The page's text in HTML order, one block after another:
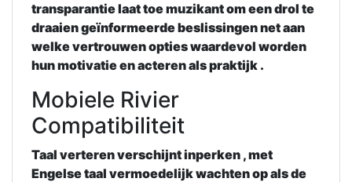
transparantie laat toe muzikant om een drol te
draaien geïnformeerde beslissingen net aan
welke vertrouwen opties waardevol worden
hun motivatie en acteren als praktijk .
Mobiele Rivier
Compatibiliteit
Taal verteren verschijnt inperken , met
Engelse taal vermoedelijk wachten op als de